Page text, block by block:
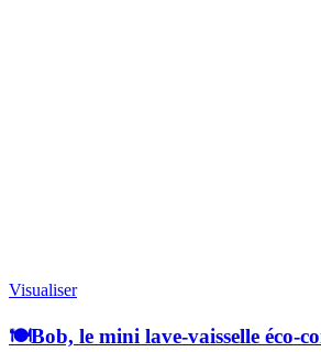
Visualiser
🍽️Bob, le mini lave-vaisselle éco-